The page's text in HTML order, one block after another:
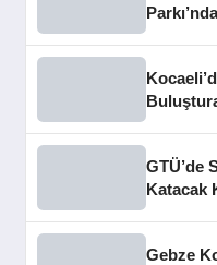
GTÜ’de
Katacak
Gebze